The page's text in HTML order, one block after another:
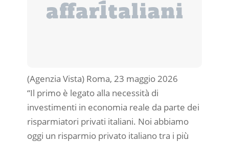
(Agenzia Vista) Roma, 23 maggio 2026
“Il primo è legato alla necessità di
investimenti in economia reale da parte dei
risparmiatori privati italiani. Noi abbiamo
oggi un risparmio privato italiano tra i più